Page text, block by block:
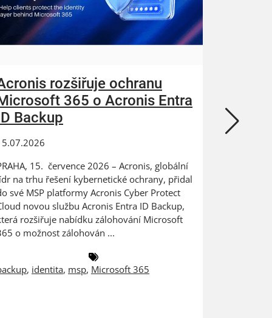
rozšiřuje ochranu
365 o Acronis Entra
Backup
15. července 2026 – Acronis, globální
na trhu řešení kybernetické ochrany, přidal
své MSP platformy Acronis Cyber Protect
novou službu Acronis Entra ID Backup,
rozšiřuje nabídku zálohování Microsoft
o možnost zálohován ...
, identita, msp, Microsoft 365